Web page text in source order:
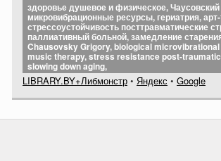
здоровье душевое и физическое, Чаусовский
микровибрационные ресурсы, гериатрия,
стрессоустойчивость посттравматические
паллиативный больной, замедление
Chausovsky Grigory, biological
music therapy, stress resistance post-
slowing down aging,
LIBRARY.BY+Либмонстр • Яндекс • Google